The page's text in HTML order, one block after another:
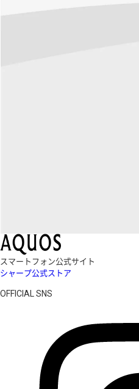
スマートフォン公式サイト
シャープ公式ストア
OFFICIAL SNS